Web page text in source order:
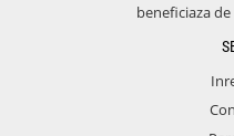
beneficiaza